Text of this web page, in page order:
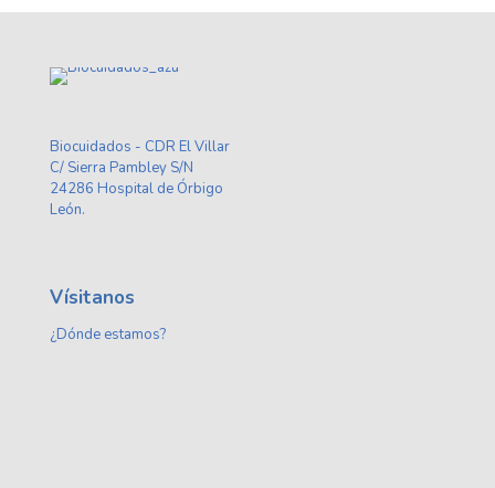
Biocuidados - CDR El Villar
C/ Sierra Pambley S/N
24286 Hospital de Órbigo
León.
Vísitanos
¿Dónde estamos?